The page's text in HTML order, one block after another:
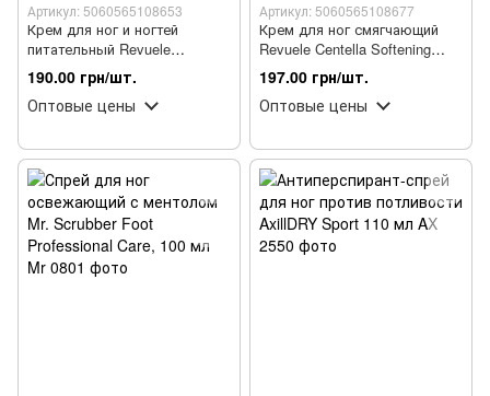
Артикул: 5060565108653
Крем для ног и ногтей
питательный Revuele
Ceramide Nourishing Foot
Cream с керамидами, 80 мл
190.00 грн/шт.
Оптовые цены
Артикул: 5060565108677
Крем для ног смягчающий
Revuele Centella Softening
Foot Cream с центеллой 80
мл
197.00 грн/шт.
Оптовые цены